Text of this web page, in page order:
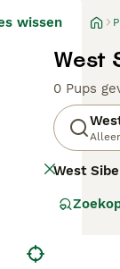
wissen
West
0 Pups
West
hechte